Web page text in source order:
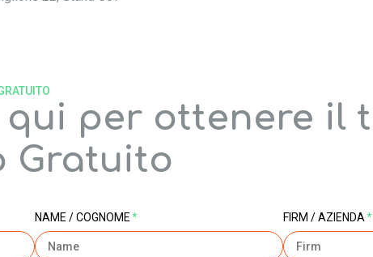
per ottenere il
Gratuito
NAME / COGNOME * FIRM / AZIENDA*